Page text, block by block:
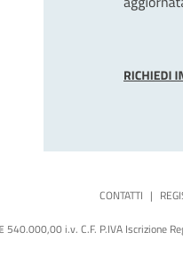
CONTATTI |
i.v. C.F. P.IVA Iscrizione